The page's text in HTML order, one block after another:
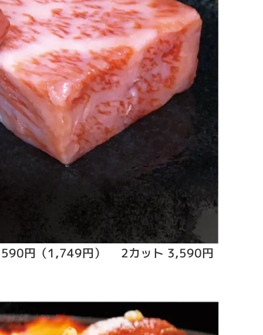
円（1,749円） 2カット 3,590円